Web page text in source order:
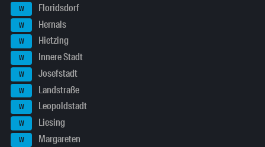
W Floridsdorf
W Hernals
W Hietzing
W Innere Stadt
W Josefstadt
W Landstraße
W Leopoldstadt
W Liesing
W Margareten